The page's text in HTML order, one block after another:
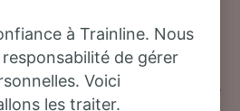
en train de Londres à
sommes là pour vous aider !
8 minutes pour se rendre
à Trainline. Nous
de gérer
Voici
les traiter.